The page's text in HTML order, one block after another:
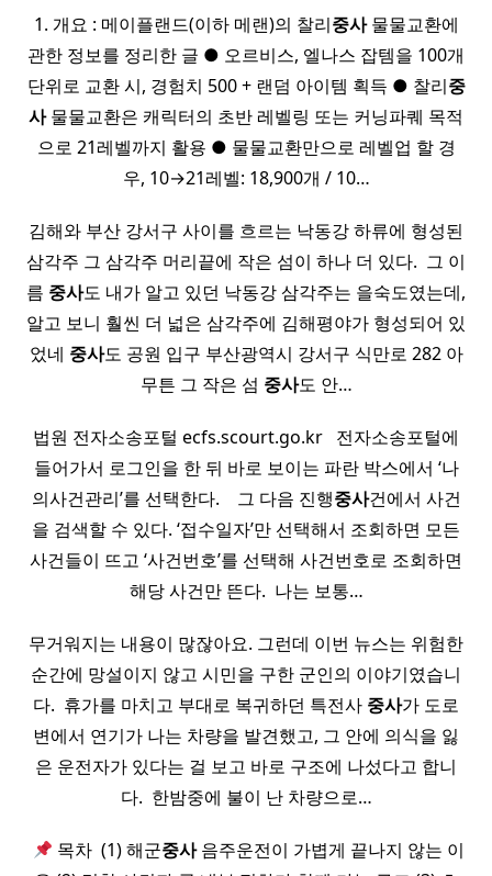
1. 개요 : 메이플랜드(이하 메랜)의 찰리중사물물교환에
관한 정보를 정리한 글 ● 오르비스, 엘나스 잡템을 100개
단위로 교환 시, 경험치 500 + 랜덤 아이템 획득 ● 찰리중
사물물교환은 캐릭터의 초반 레벨링 또는 커닝파퀘 목적
으로 21레벨까지 활용 ● 물물교환만으로 레벨업 할 경
우, 10→21레벨: 18,900개 / 10…
김해와 부산 강서구 사이를 흐르는 낙동강 하류에 형성된
삼각주 그 삼각주 머리끝에 작은 섬이 하나 더 있다. ​ 그 이
름 중사도 내가 알고 있던 낙동강 삼각주는 을숙도였는데,
알고 보니 훨씬 더 넓은 삼각주에 김해평야가 형성되어 있
었네 중사도 공원 입구 부산광역시 강서구 식만로 282 아
무튼 그 작은 섬 중사도 안…
법원 전자소송포털 ecfs.scourt.go.kr ​ ​ 전자소송포털에
들어가서 로그인을 한 뒤 바로 보이는 파란 박스에서 ‘나
의사건관리’를 선택한다. ​ ​ ​ 그 다음 진행중사건에서 사건
을 검색할 수 있다. ‘접수일자’만 선택해서 조회하면 모든
사건들이 뜨고 ‘사건번호’를 선택해 사건번호로 조회하면
해당 사건만 뜬다. ​ 나는 보통…
무거워지는 내용이 많잖아요. 그런데 이번 뉴스는 위험한
순간에 망설이지 않고 시민을 구한 군인의 이야기였습니
다. ​ 휴가를 마치고 부대로 복귀하던 특전사 중사가 도로
변에서 연기가 나는 차량을 발견했고, 그 안에 의식을 잃
은 운전자가 있다는 걸 보고 바로 구조에 나섰다고 합니
다. ​ 한밤중에 불이 난 차량으로…
목차 ​ (1) 해군중사음주운전이 가볍게 끝나지 않는 이